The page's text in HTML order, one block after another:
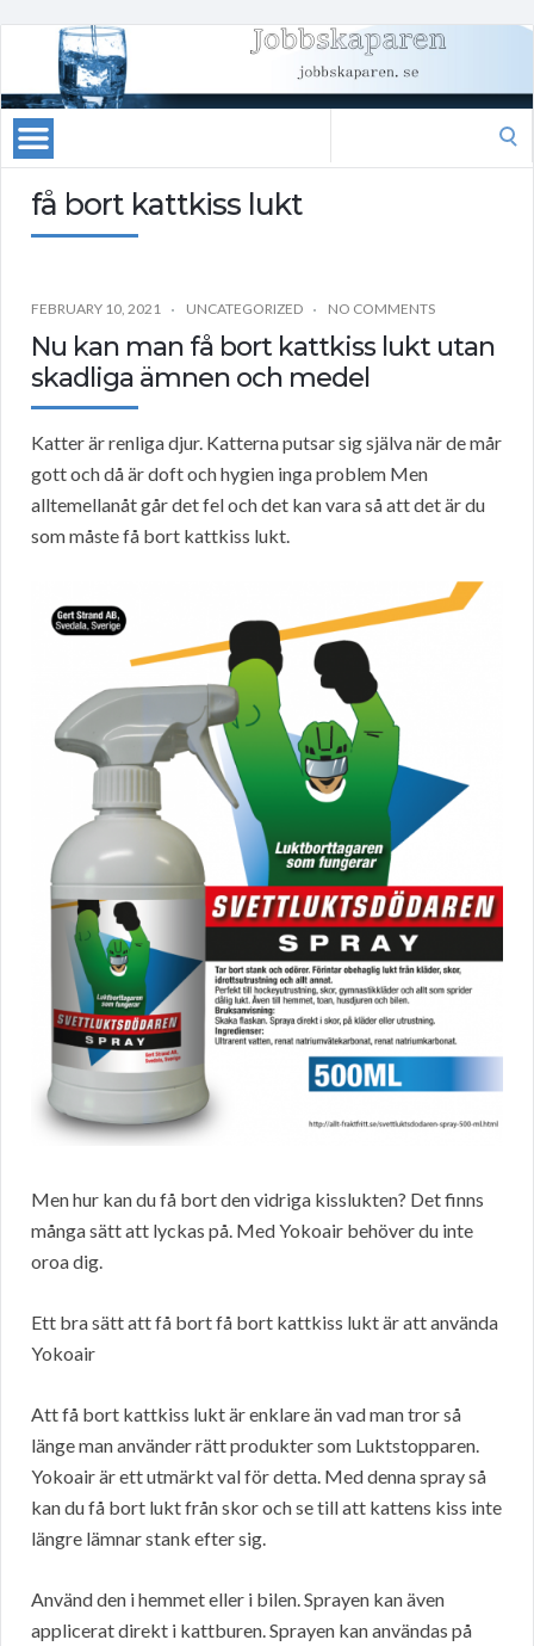
få bort kattkiss lukt
FEBRUARY 10, 2021 UNCATEGORIZED NO COMMENTS
Nu kan man få bort kattkiss lukt utan
skadliga ämnen och medel
Katter är renliga djur. Katterna putsar sig själva när de mår
gott och då är doft och hygien inga problem Men
alltemellanåt går det fel och det kan vara så att det är du
som måste få bort kattkiss lukt.
Men hur kan du få bort den vidriga kisslukten? Det finns
många sätt att lyckas på. Med Yokoair behöver du inte
oroa dig.
Ett bra sätt att få bort få bort kattkiss lukt är att använda
Yokoair
Att få bort kattkiss lukt är enklare än vad man tror så
länge man använder rätt produkter som Luktstopparen.
Yokoair är ett utmärkt val för detta. Med denna spray så
kan du få bort lukt från skor och se till att kattens kiss inte
längre lämnar stank efter sig.
Använd den i hemmet eller i bilen. Sprayen kan även
applicerat direkt i kattburen. Sprayen kan användas på